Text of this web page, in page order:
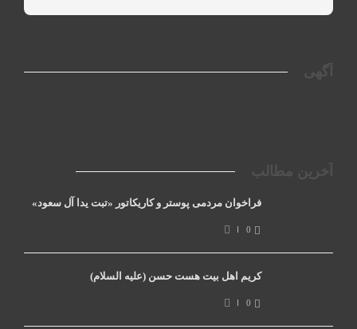
فراخوان مردمی پوستر و کاریکاتور «تبت یدا آل سعود»
0
کریم اهل بیت هست حسن (علیه السلام)
0